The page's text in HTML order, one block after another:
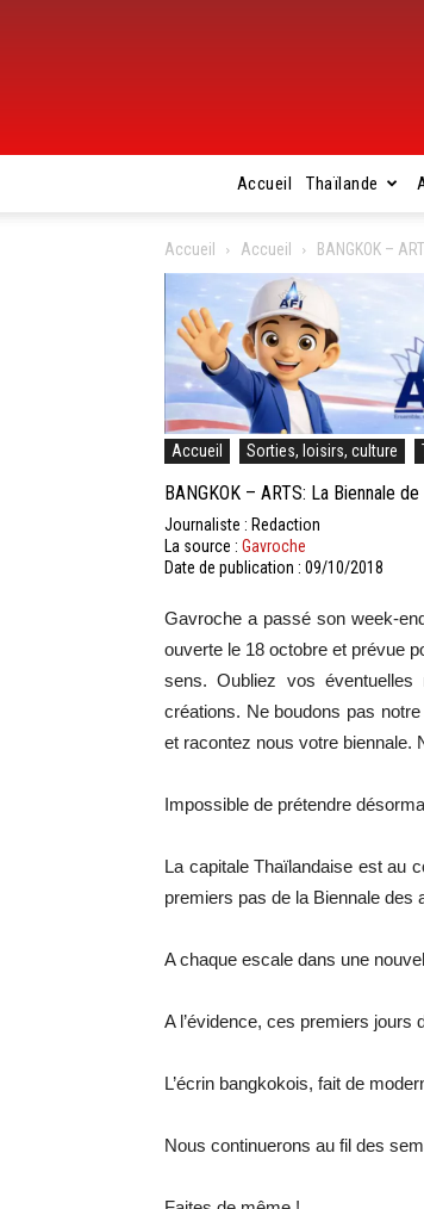
Accueil Thaïlande
Accueil Accueil BANGKOK –
Accueil Sorties, loisirs, culture
BANGKOK – ARTS: La Biennale
Journaliste : Redaction
La source : Gavroche
Date de publication : 09/10/2018
Gavroche a passé son week-
ouverte le 18 octobre et prévue
sens. Oubliez vos éventuelles
créations. Ne boudons pas
et racontez nous votre biennale.
Impossible de prétendre
La capitale Thaïlandaise est au
premiers pas de la Biennale
A chaque escale dans une
A l’évidence, ces premiers jours
L’écrin bangkokois, fait de
Nous continuerons au fil des